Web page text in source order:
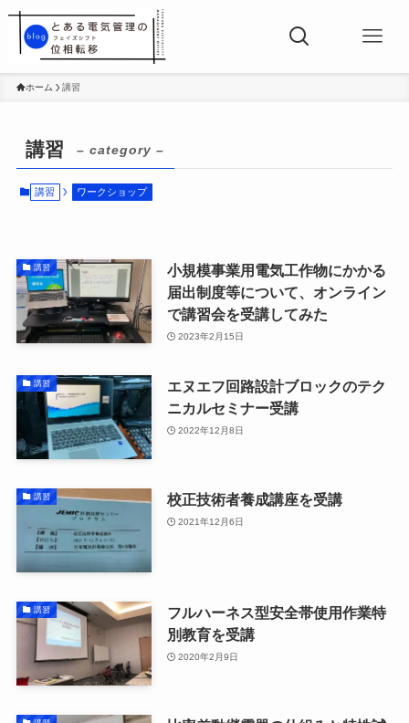
ホーム 講習
講習 – category –
講習 ワークショップ
講習
小規模事業用電気工作物にかかる
届出制度等について、オンライン
で講習会を受講してみた
2023年2月15日
講習
エヌエフ回路設計ブロックのテク
ニカルセミナー受講
2022年12月8日
講習 校正技術者養成講座を受講
2021年12月6日
講習
フルハーネス型安全帯使用作業特
別教育を受講
2020年2月9日